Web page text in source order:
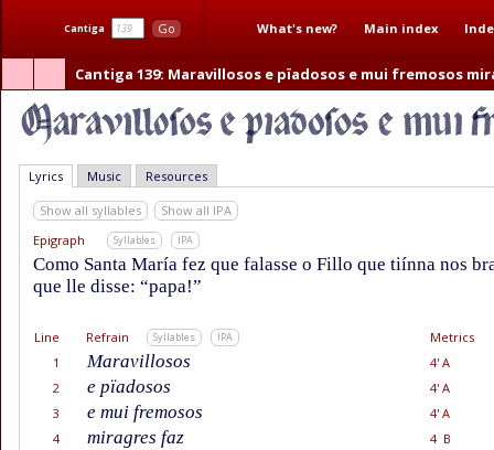
Cantiga Go What's new? Main index
Cantiga 139: Maravillosos e pïadosos e mui fremosos
Lyrics Music Resources
Show all syllables
Show all IPA
Epigraph
Syllables IPA
Como Santa María fez que falasse o Fillo que tiínna nos
que lle disse: “papa!”
Line Refrain Syllables IPA
Metrics
1
Maravillosos
4' A
2
e pïadosos
4' A
3
e mui fremosos
4' A
4
miragres faz
4 B